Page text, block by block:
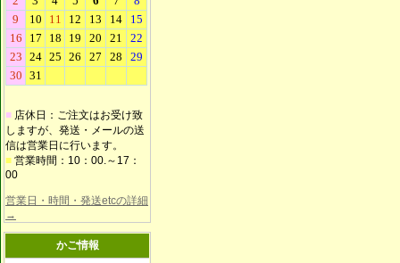
■ 店休日：ご注文はお受け致
しますが、発送・メールの送
信は営業日に行います。
■ 営業時間：10：00.～17：
00
営業日・時間・発送etcの詳細
→
かご情報